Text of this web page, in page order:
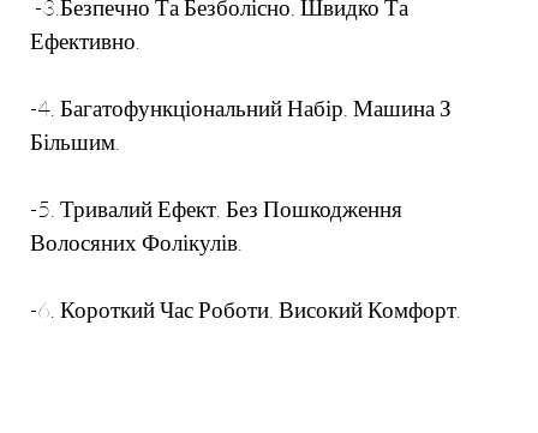
-3.Безпечно Та Безболісно, ​​швидко Та
Ефективно.
-4. Багатофункціональний Набір, Машина З
Більшим.
-5. Тривалий Ефект, Без Пошкодження
Волосяних Фолікулів.
-6. Короткий Час Роботи, Високий Комфорт.